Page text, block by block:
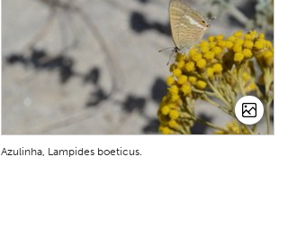
Azulinha, Lampides boeticus.